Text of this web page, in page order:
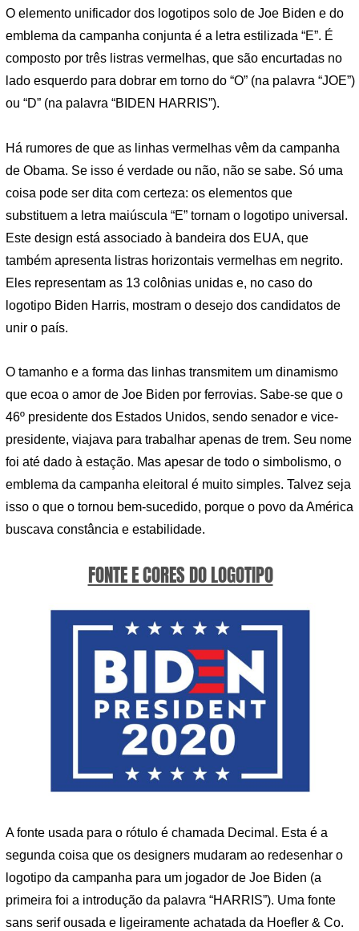
O elemento unificador dos logotipos solo de Joe Biden e do
emblema da campanha conjunta é a letra estilizada “E”. É
composto por três listras vermelhas, que são encurtadas no
lado esquerdo para dobrar em torno do “O” (na palavra “JOE”)
ou “D” (na palavra “BIDEN HARRIS”).
Há rumores de que as linhas vermelhas vêm da campanha
de Obama. Se isso é verdade ou não, não se sabe. Só uma
coisa pode ser dita com certeza: os elementos que
substituem a letra maiúscula “E” tornam o logotipo universal.
Este design está associado à bandeira dos EUA, que
também apresenta listras horizontais vermelhas em negrito.
Eles representam as 13 colônias unidas e, no caso do
logotipo Biden Harris, mostram o desejo dos candidatos de
unir o país.
O tamanho e a forma das linhas transmitem um dinamismo
que ecoa o amor de Joe Biden por ferrovias. Sabe-se que o
46º presidente dos Estados Unidos, sendo senador e vice-
presidente, viajava para trabalhar apenas de trem. Seu nome
foi até dado à estação. Mas apesar de todo o simbolismo, o
emblema da campanha eleitoral é muito simples. Talvez seja
isso o que o tornou bem-sucedido, porque o povo da América
buscava constância e estabilidade.
FONTE E CORES DO LOGOTIPO
A fonte usada para o rótulo é chamada Decimal. Esta é a
segunda coisa que os designers mudaram ao redesenhar o
logotipo da campanha para um jogador de Joe Biden (a
primeira foi a introdução da palavra “HARRIS”). Uma fonte
sans serif ousada e ligeiramente achatada da Hoefler & Co.